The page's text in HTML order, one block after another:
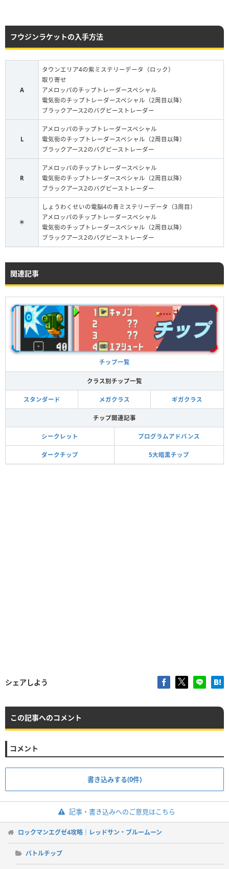
フウジンラケットの入手方法
A
タウンエリア4の紫ミステリーデータ（ロック）
取り寄せ
アメロッパのチップトレーダースペシャル
電気街のチップトレーダースペシャル（2周目以降）
ブラックアース2のバグピーストレーダー
L
アメロッパのチップトレーダースペシャル
電気街のチップトレーダースペシャル（2周目以降）
ブラックアース2のバグピーストレーダー
R
アメロッパのチップトレーダースペシャル
電気街のチップトレーダースペシャル（2周目以降）
ブラックアース2のバグピーストレーダー
＊
しょうわくせいの電脳4の青ミステリーデータ（3周目）
アメロッパのチップトレーダースペシャル
電気街のチップトレーダースペシャル（2周目以降）
ブラックアース2のバグピーストレーダー
関連記事
チップ一覧
クラス別チップ一覧
スタンダード メガクラス ギガクラス
チップ関連記事
シークレット プログラムアドバンス
ダークチップ 5大暗黒チップ
シェアしよう
この記事へのコメント
コメント
書き込みする(0件)
記事・書き込みへのご意見はこちら
ロックマンエグゼ4攻略｜レッドサン・ブルームーン
バトルチップ